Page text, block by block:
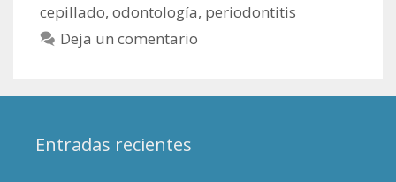
cepillado, odontología, periodontitis
Deja un comentario
Entradas recientes